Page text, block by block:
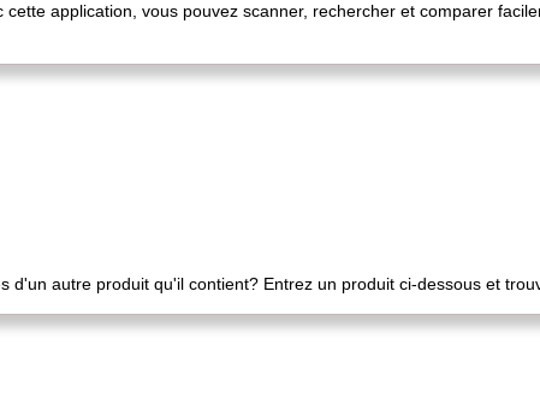
application, vous pouvez scanner, rechercher et comparer
d'un autre produit qu'il contient? Entrez un produit ci-dessous et